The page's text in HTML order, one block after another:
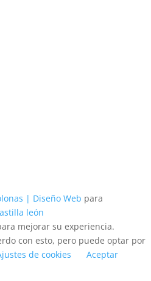
| Diseño Web para
león
mejorar su experiencia.
con esto, pero puede optar por
de cookies
Aceptar